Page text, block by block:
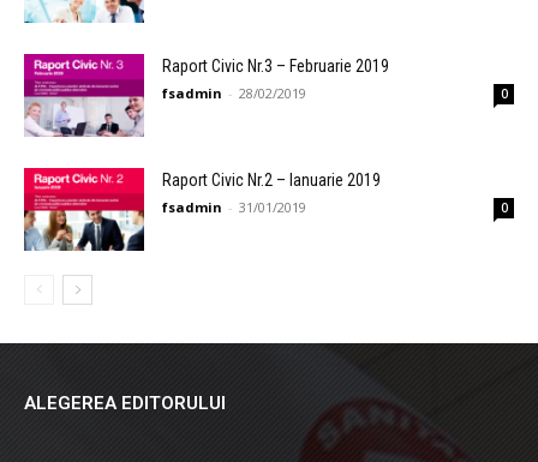
Raport Civic Nr.3 – Februarie 2019
fsadmin - 28/02/2019 0
Raport Civic Nr.2 – Ianuarie 2019
fsadmin - 31/01/2019 0
ALEGEREA EDITORULUI